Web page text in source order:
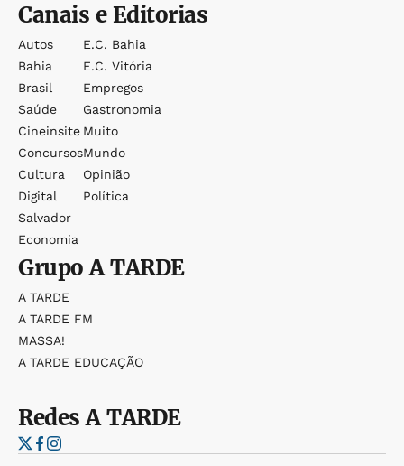
Canais e Editorias
Autos
Bahia
Brasil
Saúde
Cineinsite
Concursos
Cultura
Digital
Salvador
Economia
E.c. Bahia
E.c. Vitória
Empregos
Gastronomia
Muito
Mundo
Opinião
Política
GrupoA TARDE
A TARDE
A TARDE FM
MASSA!
A TARDE EDUCAÇÃO
RedesA TARDE